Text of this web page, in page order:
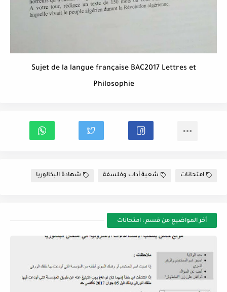
Sujet de la langue française BAC2017 Lettres et
Philosophie
امتحانات شعبة أداب وفلسفة شهادة البكالوريا
أخر المواضيع من قسم : امتحانات